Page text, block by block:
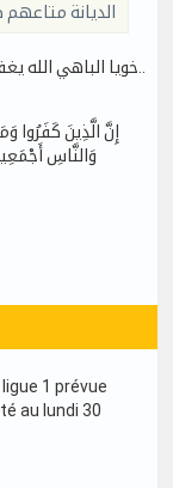
الديانة
1 prévue
au lundi 30